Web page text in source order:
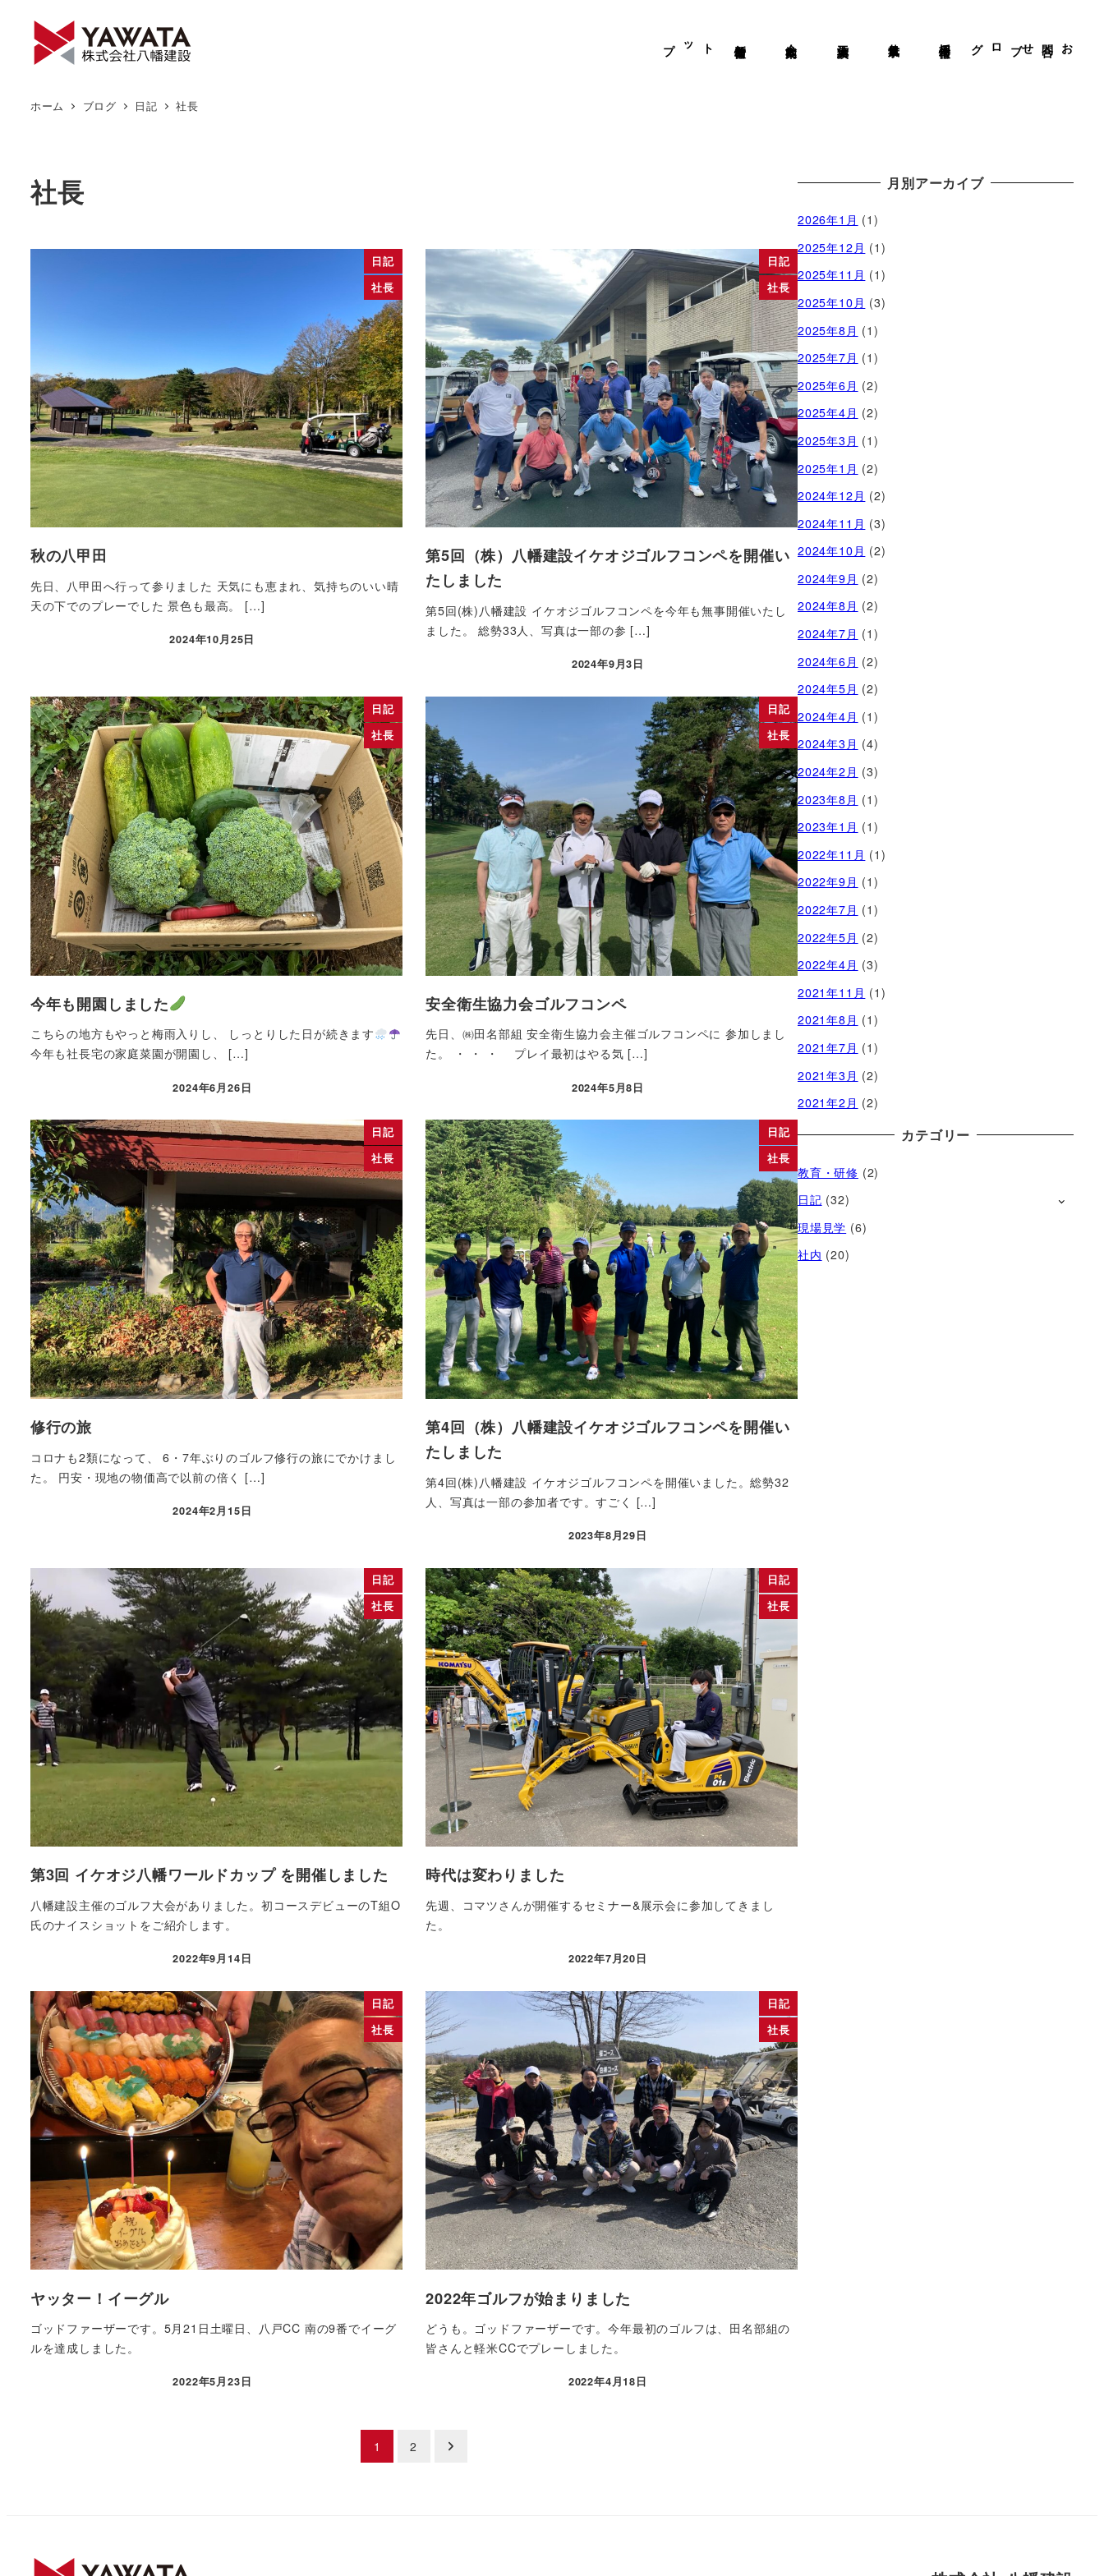
トップ ブログ お問合せ
ホーム ブログ 日記 社長
社長
日記
社長
秋の八甲田
先日、八甲田へ行って参りました 天気にも恵まれ、気持ちのいい晴
天の下でのプレーでした 景色も最高。 […]
投稿日
2024年10月25日
日記
社長
第5回（株）八幡建設イケオジゴルフコンペを開催い
たしました
第5回(株)八幡建設 イケオジゴルフコンペを今年も無事開催いたし
ました。 総勢33人、写真は一部の参 […]
投稿日
2024年9月3日
日記
社長
今年も開園しました
こちらの地方もやっと梅雨入りし、 しっとりした日が続きます
今年も社長宅の家庭菜園が開園し、 […]
投稿日
2024年6月26日
日記
社長
安全衛生協力会ゴルフコンペ
先日、㈱田名部組 安全衛生協力会主催ゴルフコンペに 参加しまし
た。 ・ ・ ・ プレイ最初はやる気 […]
投稿日
2024年5月8日
日記
社長
修行の旅
コロナも2類になって、 6・7年ぶりのゴルフ修行の旅にでかけまし
た。 円安・現地の物価高で以前の倍く […]
投稿日
2024年2月15日
日記
社長
第4回（株）八幡建設イケオジゴルフコンペを開催い
たしました
第4回(株)八幡建設 イケオジゴルフコンペを開催いました。総勢32
人、写真は一部の参加者です。すごく […]
投稿日
2023年8月29日
日記
社長
第3回 イケオジ八幡ワールドカップ を開催しました
八幡建設主催のゴルフ大会がありました。初コースデビューのT組O
氏のナイスショットをご紹介します。
投稿日
2022年9月14日
日記
社長
時代は変わりました
先週、コマツさんが開催するセミナー&展示会に参加してきまし
た。
投稿日
2022年7月20日
日記
社長
ヤッター！イーグル
ゴッドファーザーです。5月21日土曜日、八戸CC 南の9番でイーグ
ルを達成しました。
投稿日
2022年5月23日
日記
社長
2022年ゴルフが始まりました
どうも。ゴッドファーザーです。今年最初のゴルフは、田名部組の
皆さんと軽米CCでプレーしました。
投稿日
2022年4月18日
1 2
月別アーカイブ
2026年1月 (1)
2025年12月 (1)
2025年11月 (1)
2025年10月 (3)
2025年8月 (1)
2025年7月 (1)
2025年6月 (2)
2025年4月 (2)
2025年3月 (1)
2025年1月 (2)
2024年12月 (2)
2024年11月 (3)
2024年10月 (2)
2024年9月 (2)
2024年8月 (2)
2024年7月 (1)
2024年6月 (2)
2024年5月 (2)
2024年4月 (1)
2024年3月 (4)
2024年2月 (3)
2023年8月 (1)
2023年1月 (1)
2022年11月 (1)
2022年9月 (1)
2022年7月 (1)
2022年5月 (2)
2022年4月 (3)
2021年11月 (1)
2021年8月 (1)
2021年7月 (1)
2021年3月 (2)
2021年2月 (2)
カテゴリー
教育・研修 (2)
日記 (32)
現場見学 (6)
社内 (20)